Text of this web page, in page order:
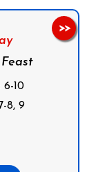
6-10
8, 9
>>